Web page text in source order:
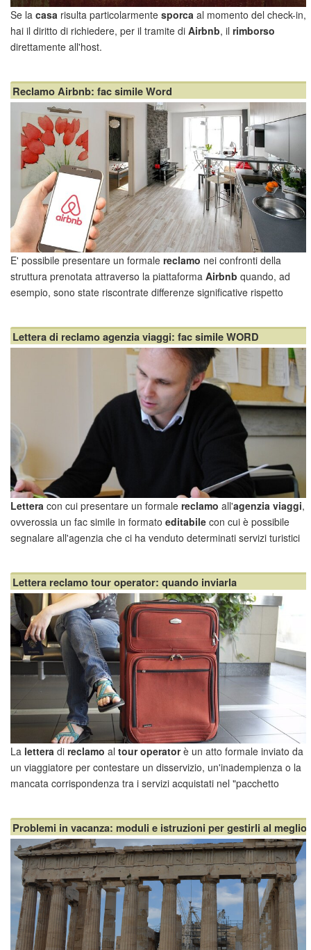
Se lacasa risulta particolarmentesporca al momento del check-in,
hai il diritto di richiedere, per il tramite diAirbnb, ilrimborso
direttamente all'host.
Strati grigi di polvere sui mobili, credenze e piani cottura unti al tatto,
pavimenti appiccicosi, ma ...
Reclamo Airbnb: fac simile Word
E' possibile presentare un formalereclamo nei confronti della
struttura prenotata attraverso la piattaformaAirbnb quando, ad
esempio, sono state riscontrate differenze significative rispetto
oppure l'host ha mostrato un comp...
Lettera di reclamo agenzia viaggi: fac simile WORD
Lettera con cui presentare un formalereclamo all'agenzia viaggi,
ovverossia un fac simile in formatoeditabile con cui è possibile
segnalare all'agenzia che ci ha venduto determinati servizi turistici
permanenza in quel determi...
Lettera reclamo tour operator: quando inviarla
La lettera direclamo altour operatorè un atto formale inviato da
un viaggiatore per contestare un disservizio, un'inadempienza o la
mancata corrispondenza tra i servizi acquistati nel "pacchetto
richiedere unrimborsodelle s...
Problemi in vacanza: moduli e istruzioni per gestirli al meglio